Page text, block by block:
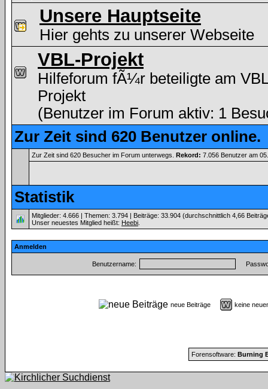
Unsere Hauptseite
Hier gehts zu unserer Webseite
VBL-Projekt
Hilfeforum fÃ¼r beteiligte am
Projekt
(Benutzer im Forum aktiv: 1
Zur Zeit sind 620 Benutzer online.
Zur Zeit sind 620 Besucher im Forum unterwegs. Rekord: 7.056 Benutzer am
Statistik
Mitglieder: 4.666 | Themen: 3.794 | Beiträge: 33.904 (durchschnittlich 4,66
Unser neuestes Mitglied heißt: Heebi
Anmelden
Benutzername:
neue Beiträge keine
Forensoftware: Burning